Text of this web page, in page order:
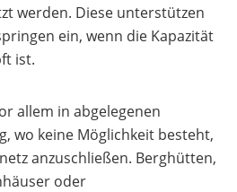
werden. Diese unterstützen
ein, wenn die Kapazität
ist.
allem in abgelegenen
wo keine Möglichkeit besteht,
anzuschließen. Berghütten,
oder